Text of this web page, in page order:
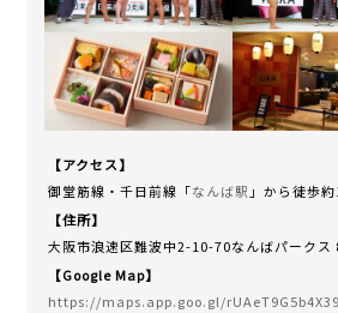
【アクセス】
御堂筋線・千日前線「なんば駅 」から徒歩
【住所】
大阪市浪速区難波中2-10-70なんばパークス
【Google Map】
https://maps.app.goo.gl/